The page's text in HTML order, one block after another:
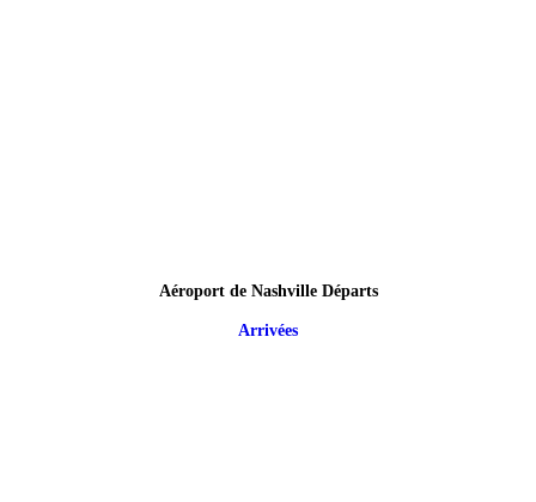
Aéroport de Nashville Départs
Arrivées